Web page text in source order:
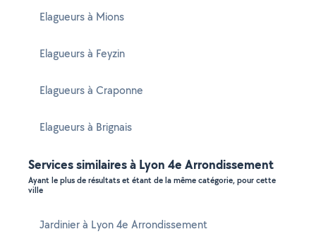
Elagueurs à Mions
Elagueurs à Feyzin
Elagueurs à Craponne
Elagueurs à Brignais
Services similaires à Lyon 4e Arrondissement
Ayant le plus de résultats et étant de la même catégorie, pour cette
ville
Jardinier à Lyon 4e Arrondissement